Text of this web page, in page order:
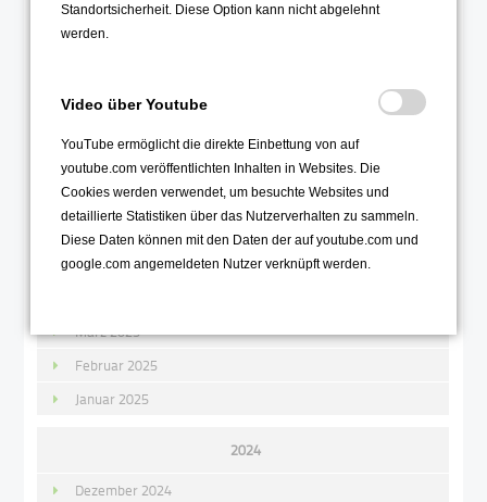
Dezember 2025
Oktober 2025
August 2025
Juli 2025
Juni 2025
Mai 2025
März 2025
Februar 2025
Januar 2025
2024
Dezember 2024
Standortsicherheit. Diese Option kann nicht abgelehnt
werden.
Video über Youtube
YouTube ermöglicht die direkte Einbettung von auf
youtube.com veröffentlichten Inhalten in Websites. Die
Cookies werden verwendet, um besuchte Websites und
detaillierte Statistiken über das Nutzerverhalten zu sammeln.
Diese Daten können mit den Daten der auf youtube.com und
google.com angemeldeten Nutzer verknüpft werden.